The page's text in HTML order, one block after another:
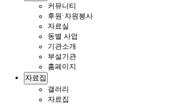
커뮤니티
후원·자원봉사
자료실
동별 사업
기관소개
부설기관
홈페이지
자료집
갤러리
자료집